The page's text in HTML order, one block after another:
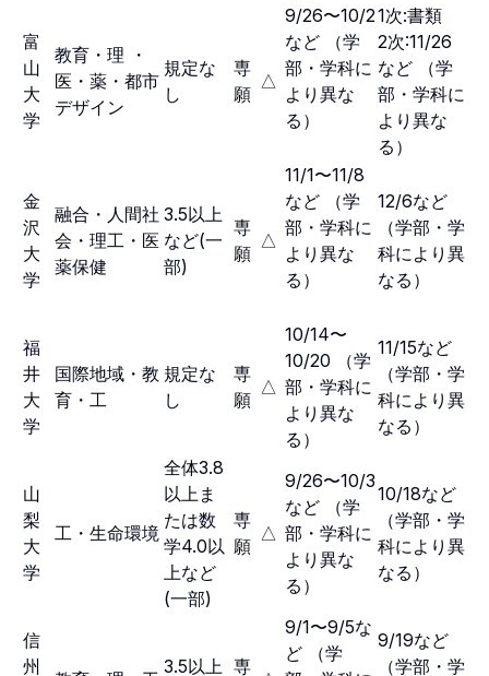
富
山
大
学
教育・理 ・
医・薬・都市
デザイン
規定な
し
専
願
△
9/26〜10/2
など （学
部・学科に
より異な
る）
1次:書類
2次:11/26
など （学
部・学科に
より異な
る）
金
沢
大
学
融合・人間社
会・理工・医
薬保健
3.5以上
など(一
部)
専
願
△
11/1〜11/8
など （学
部・学科に
より異な
る）
12/6など
（学部・学
科により異
なる）
福
井
大
学
国際地域・教
育・工
規定な
し
専
願
△
10/14〜
10/20 （学
部・学科に
より異な
る）
11/15など
（学部・学
科により異
なる）
山
梨
大
学
工・生命環境
全体3.8
以上ま
たは数
学4.0以
上など
(一部)
専
願
△
9/26〜10/3
など （学
部・学科に
より異な
る）
10/18など
（学部・学
科により異
なる）
信
州
3.5以上 専
9/1〜9/5な
ど （学
9/19など
（学部・学